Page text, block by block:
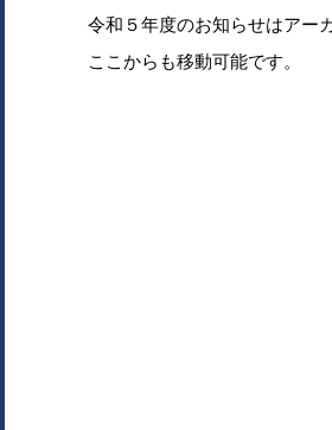
令和５年度のお知らせはアー
ここからも移動可能です。